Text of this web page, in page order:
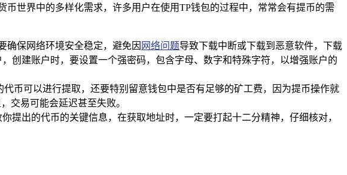
世界中的多样化需求，许多用户在使用TP钱包的过程中，常常会有提币的需
确保网络环境安全稳定，避免因 网络问题导致下载中断或下载到恶意软件，下载
创建账户时，要设置一个强密码，包含字母、数字和特殊字符，以增强账户的
币可以进行提取，还要特别留意钱包中是否有足够的矿工费，因为提币操作就
交易可能会延迟甚至失败。
提出的代币的关键信息，在获取地址时，一定要打起十二分精神，仔细核对，